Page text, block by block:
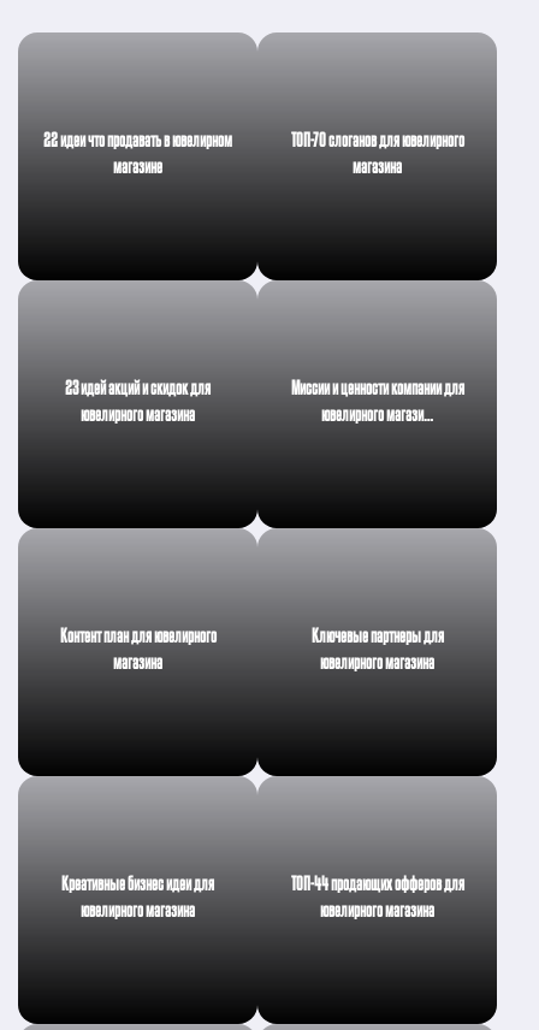
22 идеи что продавать в ювелирном
магазине
ТОП-70 слоганов для ювелирного
магазина
23 идей акций и скидок для
ювелирного магазина
Миссии и ценности компании для
ювелирного магази…
Контент план для ювелирного
магазина
Ключевые партнеры для
ювелирного магазина
Креативные бизнес идеи для
ювелирного магазина
ТОП-44 продающих офферов для
ювелирного магазина